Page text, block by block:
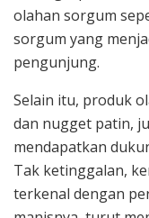
olahan sorgum
sorgum yang
pengunjung.
Selain itu, produk
dan nugget patin,
mendapatkan
Tak ketinggalan,
terkenal dengan